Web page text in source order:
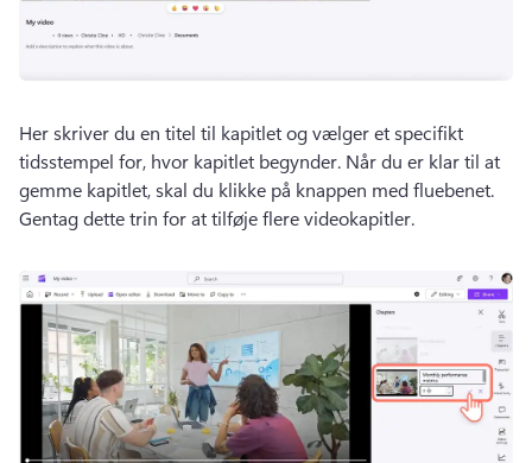
Her skriver du en titel til kapitlet og vælger et specifikt
tidsstempel for, hvor kapitlet begynder. Når du er klar til at
Gentag dette trin for at tilføje flere videokapitler.